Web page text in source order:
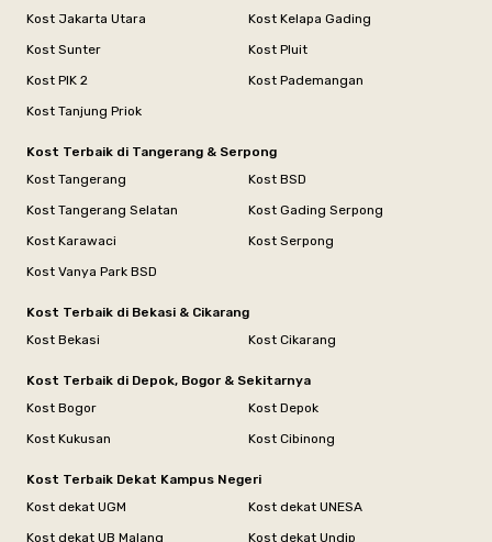
Kost Jakarta Utara
Kost Kelapa Gading
Kost Sunter
Kost Pluit
Kost PIK 2
Kost Pademangan
Kost Tanjung Priok
Kost Terbaik di Tangerang & Serpong
Kost Tangerang
Kost BSD
Kost Tangerang Selatan
Kost Gading Serpong
Kost Karawaci
Kost Serpong
Kost Vanya Park BSD
Kost Terbaik di Bekasi & Cikarang
Kost Bekasi
Kost Cikarang
Kost Terbaik di Depok, Bogor & Sekitarnya
Kost Bogor
Kost Depok
Kost Kukusan
Kost Cibinong
Kost Terbaik Dekat Kampus Negeri
Kost dekat UGM
Kost dekat UNESA
Kost dekat UB Malang
Kost dekat Undip